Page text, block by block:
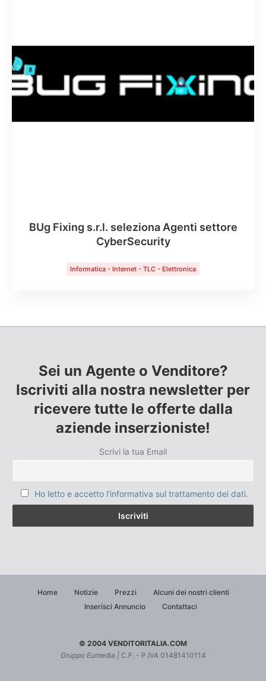
BUg Fixing s.r.l. seleziona Agenti settore
CyberSecurity
Informatica - Internet - TLC - Elettronica
Sei un Agente o Venditore?
Iscriviti alla nostra newsletter per
ricevere tutte le offerte dalla
aziende inserzioniste!
Scrivi la tua Email
Ho letto e accetto l'informativa sul trattamento dei dati.
Home Notizie Prezzi
Alcuni dei nostri clienti
Inserisci Annuncio
Contattaci
© 2004 VENDITORITALIA.COM
Gruppo Eumedia | C.F. - P.IVA 01481410114